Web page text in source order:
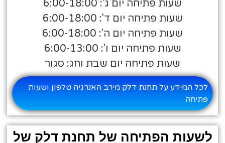
שעות פתיחה יום ג': 6:00-18:00
שעות פתיחה יום ד': 6:00-18:00
שעות פתיחה יום ה': 6:00-18:00
שעות פתיחה יום ו': 6:00-13:00
שעות פתיחה יום שבת וחג: סגור
לכל המידע על תחנת דלק מירב האנרגיה טלפון ושעות
פתיחה
לשעות הפתיחה של תחנת דלק של